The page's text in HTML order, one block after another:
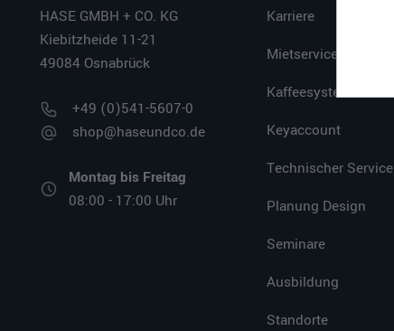
HASE GMBH + CO. KG
Kiebitzheide 11-21
49084 Osnabrück
+49 (0)541-5607-0
shop@haseundco.de
Montag bis Freitag
08:00 - 17:00 Uhr
Karriere
Mietservice
Kaffeesystem
Keyaccount
Technischer Service
Planung Design
Seminare
Ausbildung
Standorte